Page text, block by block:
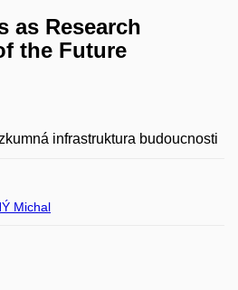
as Research
the Future
infrastruktura budoucnosti
Michal